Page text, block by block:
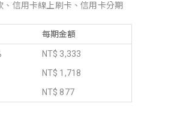
、信用卡線上刷卡、信用卡分期
每期金額
NT$ 3,333
NT$ 1,718
NT$ 877